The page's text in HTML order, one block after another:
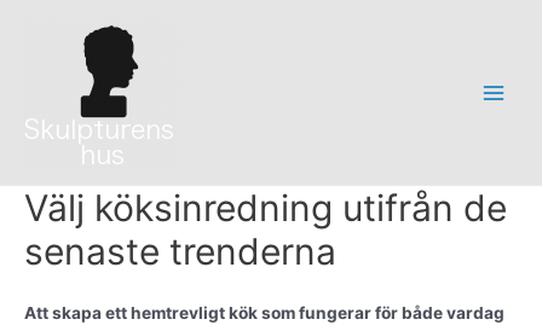
Välj köksinredning utifrån de
senaste trenderna
Att skapa ett hemtrevligt kök som fungerar för både vardag